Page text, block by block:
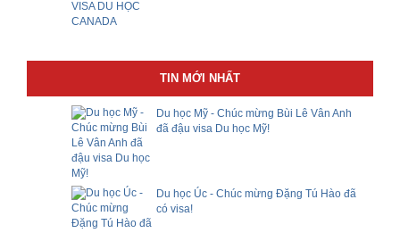
TIN MỚI NHẤT
Du học Mỹ - Chúc mừng Bùi Lê Vân Anh
đã đậu visa Du học Mỹ!
Du học Úc - Chúc mừng Đặng Tú Hào đã
có visa!